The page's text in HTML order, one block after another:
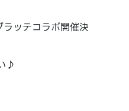
ッテコラボ開催決
♪